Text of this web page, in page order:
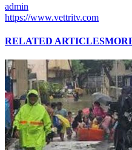
admin
https://www.vettritv.com
RELATED ARTICLES